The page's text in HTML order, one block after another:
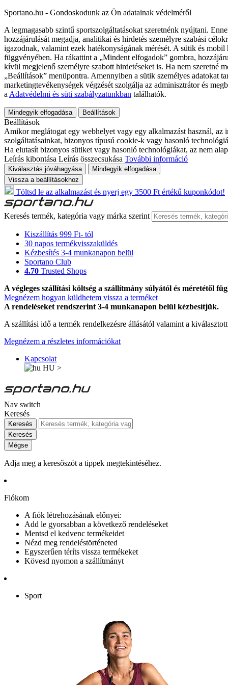
Sportano.hu - Gondoskodunk az Ön adatainak védelméről
A legmagasabb szintű sportszolgáltatásokat szeretnénk nyújtani.
hozzájárulását megadja, analitikai és hirdetés személyre szabási
igazodnak, valamint ezek hatékonyságának mérését. A sütik és
függvényében. Ha rákattint a „Mindent elfogadok” gombra,
kívül megjelenő személyre szabott hirdetéseket is. Ha nem szeretné
„Beállítások” menüpontra. Amennyiben a sütik személyes adatokat
marketingtevékenységek végzését szolgálja az adminisztrátor és
a Adatvédelmi és süti szabályzatunkban találhatók.
Mindegyik elfogadása Beállítások
Beállítások
Amikor meglátogat egy webhelyet vagy egy alkalmazást használ,
szolgáltatásainkat, bizonyos típusú cookie-k vagy hasonló
Ha elutasít bizonyos sütiket vagy hasonló technológiákat, az nem
Leírás kibontása Leírás összecsukása További információ
Kiválasztás jóváhagyása
Mindegyik elfogadása
Vissza a beállításokhoz
Töltsd le az alkalmazást és nyerj egy 3500 Ft értékű kuponkódot!
Keresés termék, kategória vagy márka szerint
Kiszállítás 999 Ft- tól
30 napos termékvisszaküldés
Kézbesítés 3-4 munkanapon belül
Sportano Club
4.70 Trusted Shops
A végleges szállítási költség a szállítmány súlyától és méretétől
Megnézem hogyan küldhetem vissza a terméket
A rendeléseket rendszerint 3-4 munkanapon belül kézbesítjük.
A szállítási idő a termék rendelkezésre állásától valamint a
Megnézem a részletes információkat
Kapcsolat
HU >
Nav switch
Keresés
Keresés
Keresés
Mégse
Adja meg a keresőszót a tippek megtekintéséhez.
Fiókom
A fiók létrehozásának előnyei:
Add le gyorsabban a következő rendeléseket
Mentsd el kedvenc termékeidet
Nézd meg rendeléstörténeted
Egyszerűen téríts vissza termékeket
Kövesd nyomon a szállítmányt
Sport